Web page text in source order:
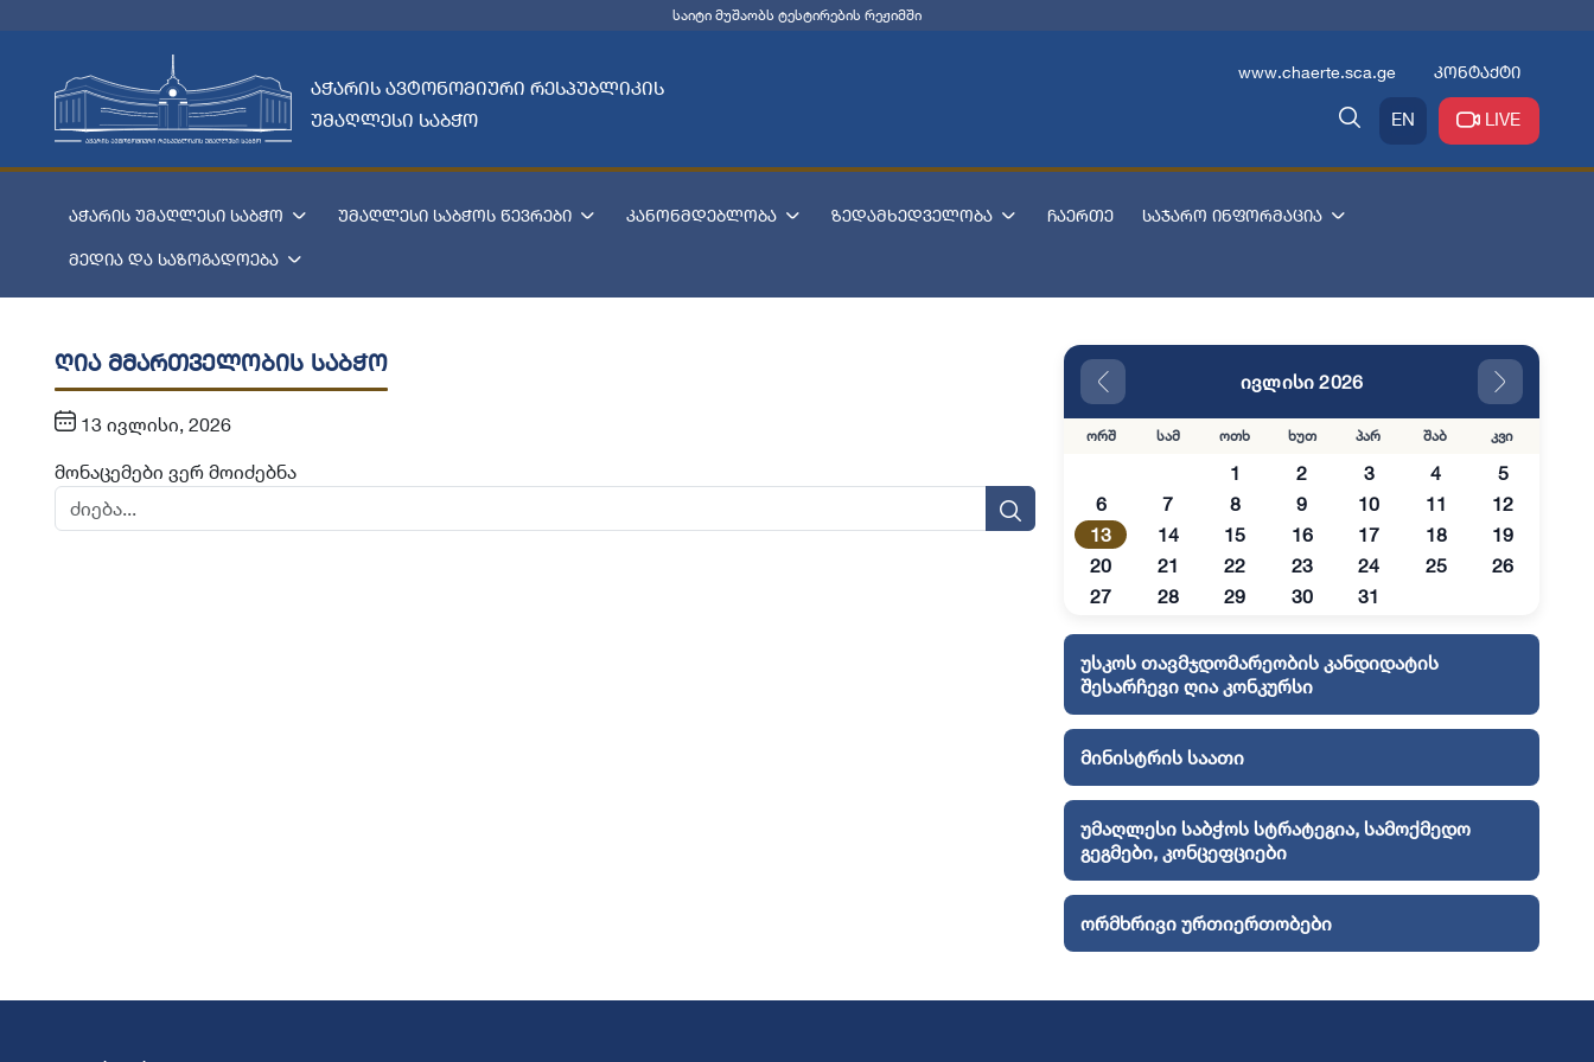
საიტი მუშაობს ტესტირების რეჟიმში
აჭარის ავტონომიური რესპუბლიკის
უმაღლესი საბჭო
www.chaerte.sca.ge კონტაქტი
EN LIVE
აჭარის უმაღლესი საბჭო უმაღლესი საბჭოს წევრები კანონმდებლობა ზედამხედველობა ჩაერთე საჯარო ინფორმაცია
მედია და საზოგადოება
ღია მმართველობის საბჭო
13 ივლისი, 2026
მონაცემები ვერ მოიძებნა
ივლისი 2026
ორშ სამ ოთხ ხუთ პარ შაბ კვი
1 2 3 4
5
6
7 8 9 10 11
12
13
14 15 16 17 18
19
20
21 22 23 24 25
26
27
28 29 30 31
უსკოს თავმჯდომარეობის კანდიდატის
შესარჩევი ღია კონკურსი
მინისტრის საათი
უმაღლესი საბჭოს სტრატეგია, სამოქმედო
გეგმები, კონცეფციები
ორმხრივი ურთიერთობები